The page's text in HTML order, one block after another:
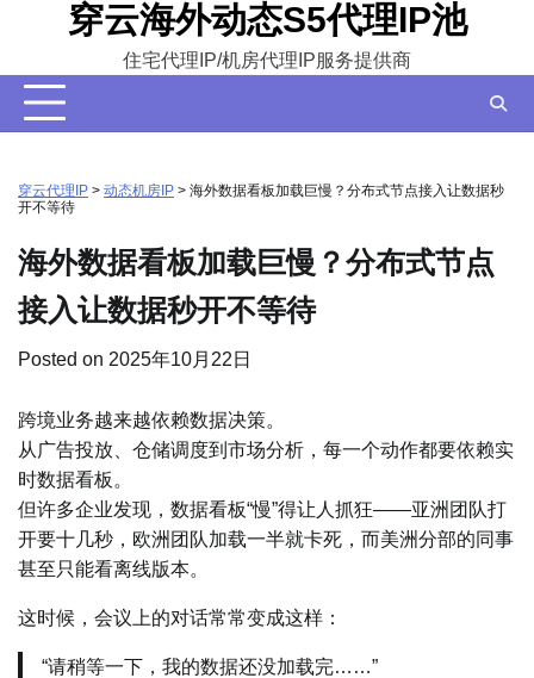
content
穿云海外动态S5代理IP池
住宅代理IP/机房代理IP服务提供商
穿云代理IP > 动态机房IP > 海外数据看板加载巨慢？分布式节点接入让数据秒
开不等待
海外数据看板加载巨慢？分布式节点
接入让数据秒开不等待
Posted on 2025年10月22日
跨境业务越来越依赖数据决策。
从广告投放、仓储调度到市场分析，每一个动作都要依赖实
时数据看板。
但许多企业发现，数据看板“慢”得让人抓狂——亚洲团队打
开要十几秒，欧洲团队加载一半就卡死，而美洲分部的同事
甚至只能看离线版本。
这时候，会议上的对话常常变成这样：
“请稍等一下，我的数据还没加载完……”